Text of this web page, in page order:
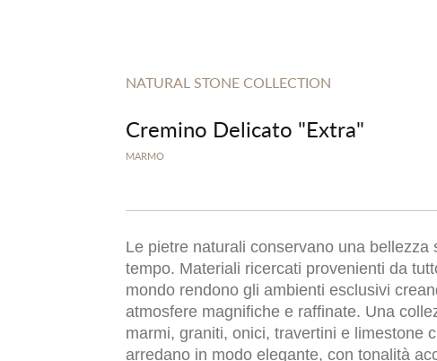
NATURAL STONE COLLECTION
Cremino Delicato "Extra"
MARMO
Le pietre naturali conservano una bellezza
tempo. Materiali ricercati provenienti da
mondo rendono gli ambienti esclusivi
atmosfere magnifiche e raffinate. Una
marmi, graniti, onici, travertini e limestone
arredano in modo elegante, con tonalità